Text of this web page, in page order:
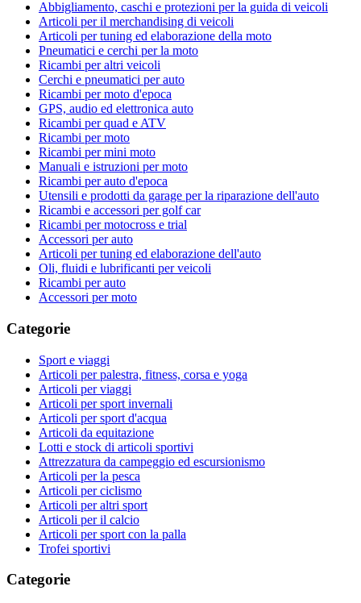
Abbigliamento, caschi e protezioni per la guida di veicoli
Articoli per il merchandising di veicoli
Articoli per tuning ed elaborazione della moto
Pneumatici e cerchi per la moto
Ricambi per altri veicoli
Cerchi e pneumatici per auto
Ricambi per moto d'epoca
GPS, audio ed elettronica auto
Ricambi per quad e ATV
Ricambi per moto
Ricambi per mini moto
Manuali e istruzioni per moto
Ricambi per auto d'epoca
Utensili e prodotti da garage per la riparazione dell'auto
Ricambi e accessori per golf car
Ricambi per motocross e trial
Accessori per auto
Articoli per tuning ed elaborazione dell'auto
Oli, fluidi e lubrificanti per veicoli
Ricambi per auto
Accessori per moto
Categorie
Sport e viaggi
Articoli per palestra, fitness, corsa e yoga
Articoli per viaggi
Articoli per sport invernali
Articoli per sport d'acqua
Articoli da equitazione
Lotti e stock di articoli sportivi
Attrezzatura da campeggio ed escursionismo
Articoli per la pesca
Articoli per ciclismo
Articoli per altri sport
Articoli per il calcio
Articoli per sport con la palla
Trofei sportivi
Categorie